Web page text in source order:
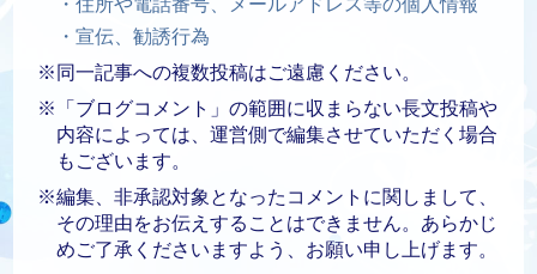
・住所や電話番号、メールアドレス等の個人情報
・宣伝、勧誘行為
※同一記事への複数投稿はご遠慮ください。
※「ブログコメント」の範囲に収まらない長文投稿や
内容によっては、運営側で編集させていただく場合
もございます。
※編集、非承認対象となったコメントに関しまして、
その理由をお伝えすることはできません。あらかじ
めご了承くださいますよう、お願い申し上げます。